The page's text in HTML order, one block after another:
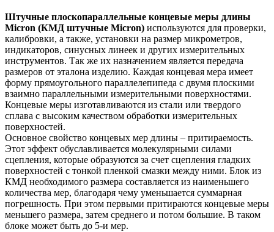
Штучные плоскопараллельные концевые меры длины
Micron (КМД штучные Micron) используются для проверки,
калибровки, а также, установки на размер микрометров,
индикаторов, синусных линеек и других измерительных
инструментов. Так же их назначением является передача
размеров от эталона изделию. Каждая концевая мера имеет
форму прямоугольного параллелепипеда с двумя плоскими
взаимно параллельными измерительными поверхностями.
Концевые меры изготавливаются из стали или твердого
сплава с высоким качеством обработки измерительных
поверхностей.
Основное свойство концевых мер длины – притираемость.
Этот эффект обуславливается молекулярными силами
сцепления, которые образуются за счет сцепления гладких
поверхностей с тонкой пленкой смазки между ними. Блок из
КМД необходимого размера составляется из наименьшего
количества мер, благодаря чему уменьшается суммарная
погрешность. При этом первыми притираются концевые меры
меньшего размера, затем среднего и потом большие. В таком
блоке может быть до 5-и мер.